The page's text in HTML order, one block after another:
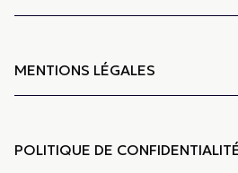
MENTIONS LÉGALES
POLITIQUE DE